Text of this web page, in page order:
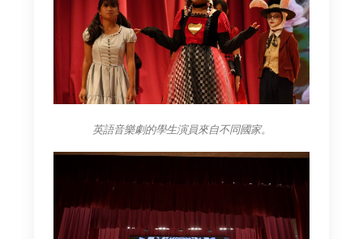
英語音樂劇的學生演員來自不同國家。